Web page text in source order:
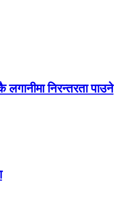
लगानीमा निरन्तरता पाउने